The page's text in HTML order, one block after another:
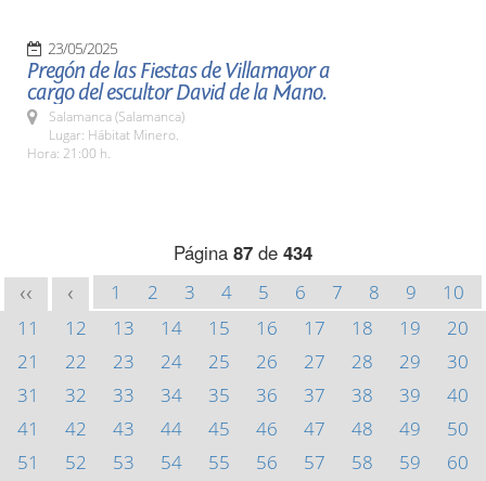
23/05/2025
Pregón de las Fiestas de Villamayor a
cargo del escultor David de la Mano.
Salamanca (Salamanca)
Lugar: Hábitat Minero.
Hora: 21:00 h.
Página 87 de 434
<< < 1 2 3 4 5 6 7 8 9
10
11
12 13 14 15 16 17 18 19
20
21
22 23 24 25 26 27 28 29
30
31
32 33 34 35 36 37 38 39
40
41
42 43 44 45 46 47 48 49
50
51
52 53 54 55 56 57 58 59
60